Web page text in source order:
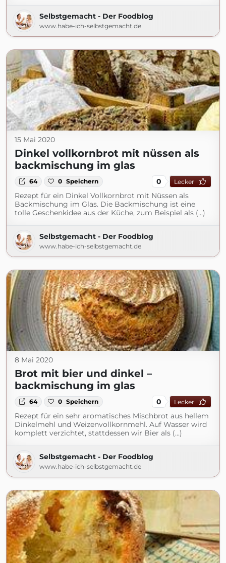
Selbstgemacht - Der Foodblog
www.habe-ich-selbstgemacht.de
15 Mai 2020
Dinkel vollkornbrot mit nüssen als
backmischung im glas
64 0 Speichern 0 Lecker
Rezept für ein Dinkel Vollkornbrot mit Nüssen als
Backmischung im Glas. Die Backmischung ist eine
tolle Geschenkidee aus der Küche, zum Beispiel als (...)
Selbstgemacht - Der Foodblog
www.habe-ich-selbstgemacht.de
8 Mai 2020
Brot mit bier und dinkel –
backmischung im glas
64 0 Speichern 0 Lecker
Rezept für ein sehr aromatisches Mischbrot aus hellem
Dinkelmehl und Weizenvollkornmehl. Auf Wasser wird
komplett verzichtet, stattdessen wir Bier als (...)
Selbstgemacht - Der Foodblog
www.habe-ich-selbstgemacht.de